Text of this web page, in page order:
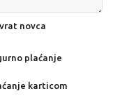
novca
plaćanje
karticom